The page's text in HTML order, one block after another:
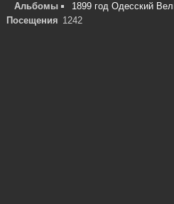
Альбомы
1899 год Одесский
Посещения 1242